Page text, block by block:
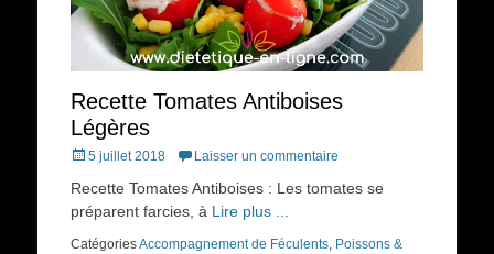
Recette Tomates Antiboises
Légères
Posted
5 juillet 2018 Laisser un commentaire
Recette Tomates Antiboises : Les tomates se
préparent farcies, à Lire plus ...
CatégoriesAccompagnement de Féculents, Poissons &